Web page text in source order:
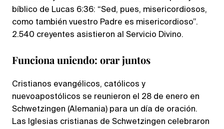
bíblico de Lucas 6:36: “Sed, pues, misericordiosos,
como también vuestro Padre es misericordioso”.
2.540 creyentes asistieron al Servicio Divino.
Funciona uniendo: orar juntos
Cristianos evangélicos, católicos y
nuevoapostólicos se reunieron el 28 de enero en
Schwetzingen (Alemania) para un día de oración.
Las Iglesias cristianas de Schwetzingen celebraron